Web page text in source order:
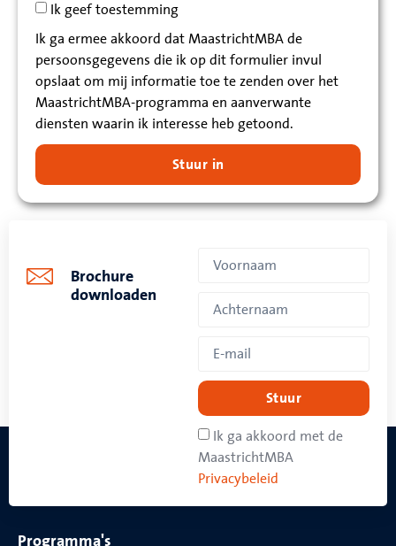
Ik geef toestemming
Ik ga ermee akkoord dat MaastrichtMBA de
persoonsgegevens die ik op dit formulier invul
opslaat om mij informatie toe te zenden over het
MaastrichtMBA-programma en aanverwante
diensten waarin ik interesse heb getoond.
Stuur in
Brochure
downloaden
Ik ga akkoord met de
MaastrichtMBA
Privacybeleid
Stuur
Programma's